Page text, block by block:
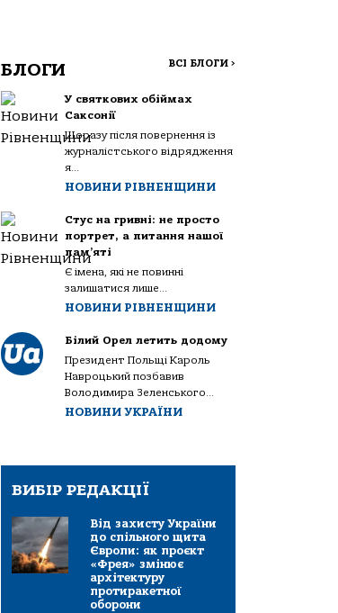
БЛОГИ ВСІ БЛОГИ >
У святкових обіймах
Саксонії
Щоразу після повернення із
журналістського відрядження
я...
НОВИНИ РІВНЕНЩИНИ
Стус на гривні: не просто
портрет, а питання нашої
пам’яті
Є імена, які не повинні
залишатися лише...
НОВИНИ РІВНЕНЩИНИ
Білий Орел летить додому
Президент Польщі Кароль
Навроцький позбавив
Володимира Зеленського...
НОВИНИ УКРАЇНИ
ВИБІР РЕДАКЦІЇ
Від захисту України
до спільного щита
Європи: як проєкт
«Фрея» змінює
архітектуру
протиракетної
оборони